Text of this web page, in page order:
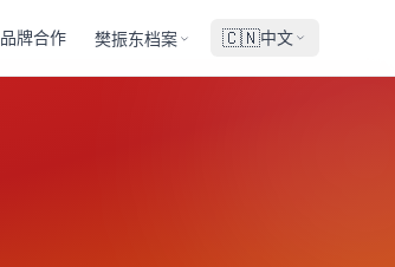
品牌合作 樊振东档案 🇨🇳中文